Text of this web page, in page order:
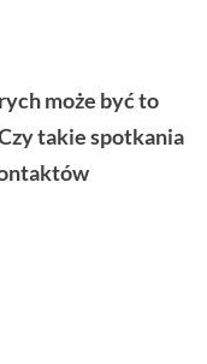
może być to
takie spotkania